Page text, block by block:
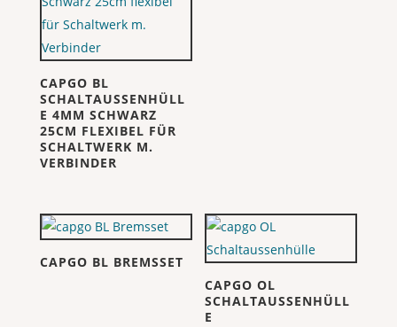
CAPGO BL
SCHALTAUSSENHÜLL
E 4MM SCHWARZ
25CM FLEXIBEL FÜR
SCHALTWERK M.
VERBINDER
CAPGO BL BREMSSET
CAPGO OL
SCHALTAUSSENHÜLL
E